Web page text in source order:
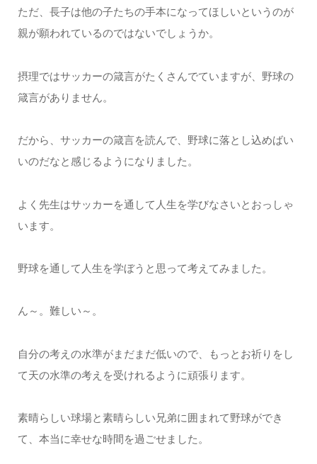
ただ、長子は他の子たちの手本になってほしいというのが
親が願われているのではないでしょうか。
摂理ではサッカーの箴言がたくさんでていますが、野球の
箴言がありません。
だから、サッカーの箴言を読んで、野球に落とし込めばい
いのだなと感じるようになりました。
よく先生はサッカーを通して人生を学びなさいとおっしゃ
います。
野球を通して人生を学ぼうと思って考えてみました。
ん～。難しい～。
自分の考えの水準がまだまだ低いので、もっとお祈りをし
て天の水準の考えを受けれるように頑張ります。
素晴らしい球場と素晴らしい兄弟に囲まれて野球ができ
て、本当に幸せな時間を過ごせました。